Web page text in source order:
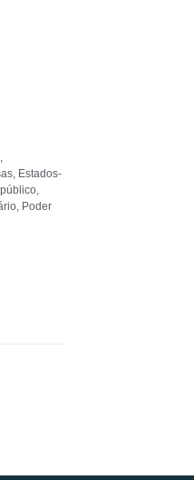
,
, Estados-
,
, Poder